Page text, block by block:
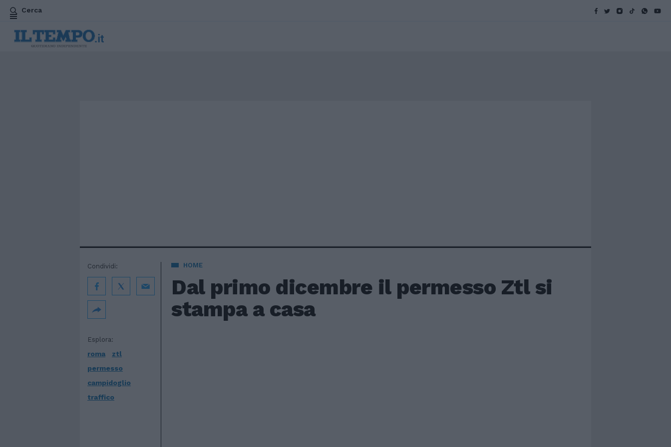
Cerca
HOME
Dal primo dicembre il permesso Ztl si
stampa a casa
Esplora:
roma
ztl
permesso
campidoglio
traffico
Condividi: